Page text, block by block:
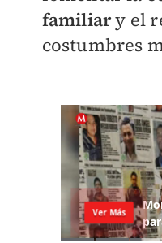
familiary el
costumbres